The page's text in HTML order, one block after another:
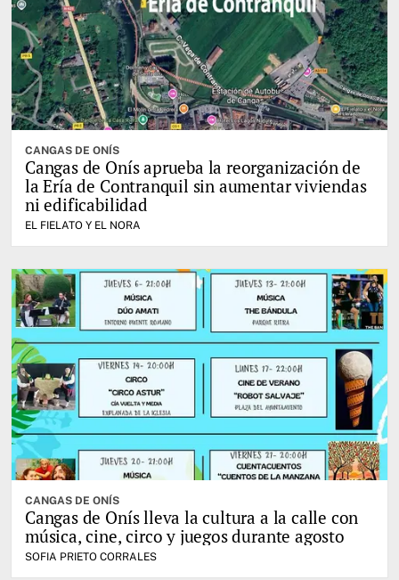
CANGAS DE ONÍS
Cangas de Onís aprueba la reorganización de
la Ería de Contranquil sin aumentar viviendas
ni edificabilidad
EL FIELATO Y EL NORA
CANGAS DE ONÍS
Cangas de Onís lleva la cultura a la calle con
música, cine, circo y juegos durante agosto
SOFIA PRIETO CORRALES